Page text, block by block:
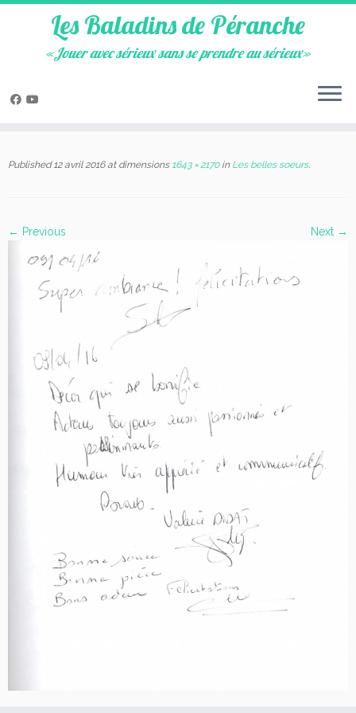
Les Baladins de Péranche
«Jouer avec sérieux sans se prendre au sérieux»
Published 12 avril 2016at dimensions1643 × 2170inLes belles soeurs.
← Previous Next →